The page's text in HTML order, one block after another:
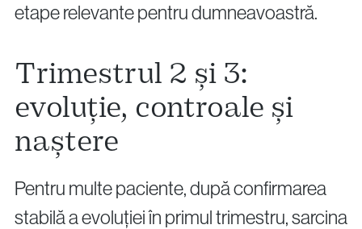
etape relevante pentru dumneavoastră.
Trimestrul 2 și 3:
evoluție, controale și
naștere
Pentru multe paciente, după confirmarea
stabilă a evoluției în primul trimestru, sarcina